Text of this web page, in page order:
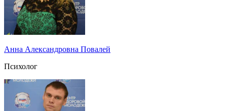
Анна Александровна Повалей
Психолог